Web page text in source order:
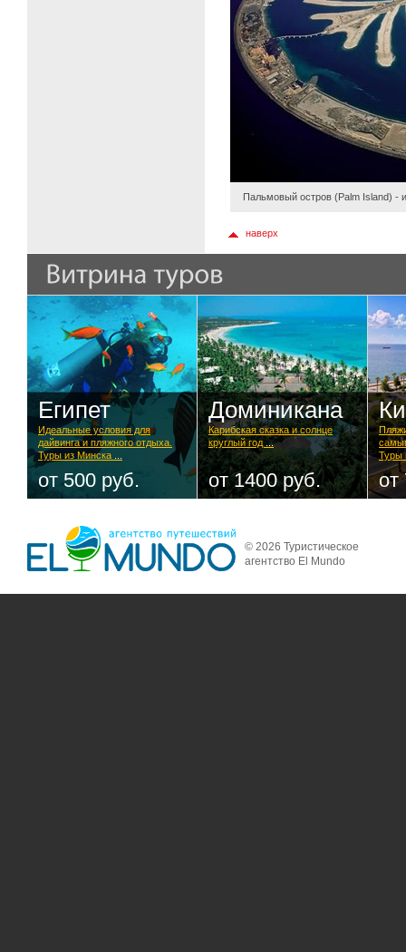
Пальмовый остров (Palm Island) -
наверх
Египет
Идеальные условия для
дайвинга и пляжного отдыха.
Туры из Минска
от 500 руб.
Доминикана
Карибская сказка и солнце
круглый год ...
от 1400 руб.
Туры
от
© 2026 Туристическое
агентство El Mundo